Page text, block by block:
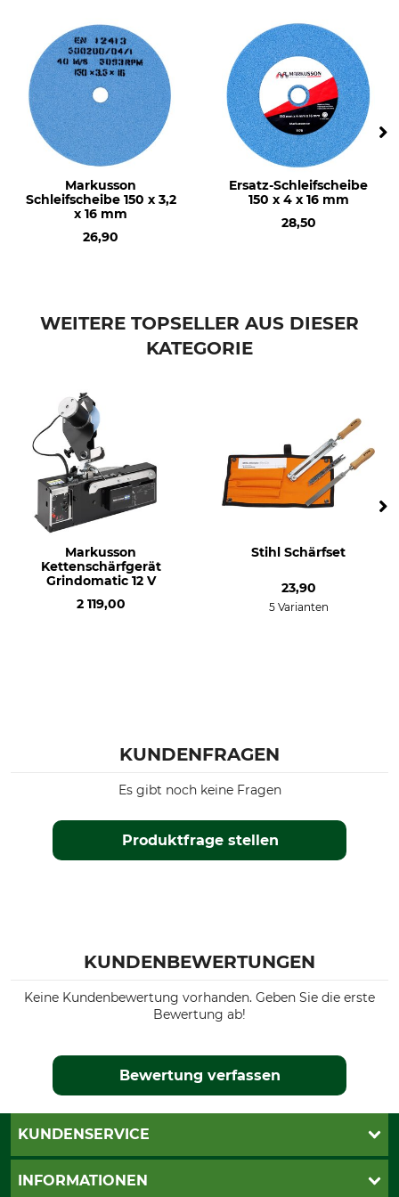
Markusson
Schleifscheibe 150 x 3,2
x 16 mm
26,90
Ersatz-Schleifscheibe
150 x 4 x 16 mm
28,50
WEITERE TOPSELLER AUS DIESER
KATEGORIE
Markusson
Kettenschärfgerät
Grindomatic 12 V
2 119,00
Stihl Schärfset
23,90
5 Varianten
KUNDENFRAGEN
Produktfrage stellen
Es gibt noch keine Fragen
KUNDENBEWERTUNGEN
Keine Kundenbewertung vorhanden. Geben Sie die erste
Bewertung ab!
Bewertung verfassen
KUNDENSERVICE
Katalogbestellung
INFORMATIONEN